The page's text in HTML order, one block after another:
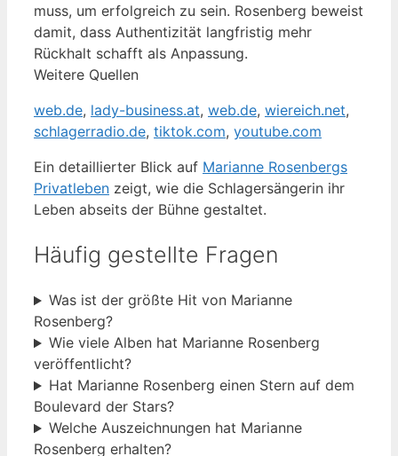
muss, um erfolgreich zu sein. Rosenberg beweist
damit, dass Authentizität langfristig mehr
Rückhalt schafft als Anpassung.
Weitere Quellen
web.de, lady-business.at, web.de, wiereich.net,
schlagerradio.de, tiktok.com, youtube.com
Ein detaillierter Blick auf Marianne Rosenbergs
Privatleben zeigt, wie die Schlagersängerin ihr
Leben abseits der Bühne gestaltet.
Häufig gestellte Fragen
Was ist der größte Hit von Marianne
Rosenberg?
Wie viele Alben hat Marianne Rosenberg
veröffentlicht?
Hat Marianne Rosenberg einen Stern auf dem
Boulevard der Stars?
Welche Auszeichnungen hat Marianne
Rosenberg erhalten?